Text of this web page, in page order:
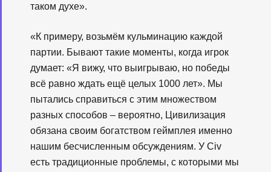
таком духе».
«К примеру, возьмём кульминацию каждой
партии. Бывают такие моменты, когда игрок
думает: «Я вижу, что выигрываю, но победы
всё равно ждать ещё целых 1000 лет». Мы
пытались справиться с этим множеством
разных способов – вероятно, Цивилизация
обязана своим богатством геймплея именно
нашим бесчисленным обсуждениям. У Civ
есть традиционные проблемы, с которыми мы